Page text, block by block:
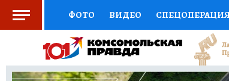
ФОТО ВИДЕО
СОЦПОДДЕРЖКА НАУКА
ВЫБОР ЭКСПЕРТОВ ДОКТОР